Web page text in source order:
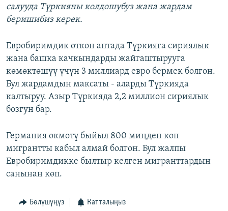
салууда Түркияны колдошубуз жана жардам
беришибиз керек.
Евробиримдик өткөн аптада Түркияга сириялык
жана башка качкындарды жайгаштырууга
көмөктөшүү үчүн 3 миллиард евро бермек болгон.
Бул жардамдын максаты - аларды Түркияда
калтыруу. Азыр Түркияда 2,2 миллион сириялык
бозгун бар.
Германия өкмөтү быйыл 800 миңден көп
мигрантты кабыл алмай болгон. Бул жалпы
Евробиримдикке былтыр келген мигранттардын
санынан көп.
Бөлүшүңүз Катталыңыз